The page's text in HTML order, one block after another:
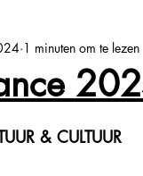
Aquitaine
omgeving
1 minuten om te lezen
& CULTUUR